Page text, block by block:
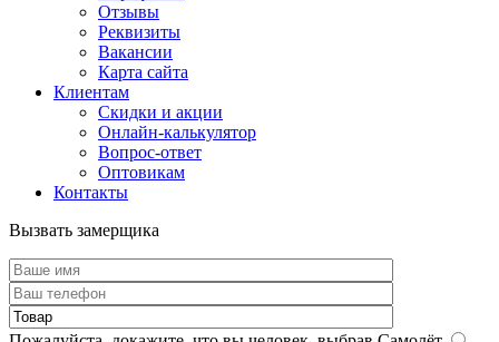
Отзывы
Реквизиты
Вакансии
Карта сайта
Клиентам
Скидки и акции
Онлайн-калькулятор
Вопрос-ответ
Оптовикам
Контакты
Вызвать замерщика